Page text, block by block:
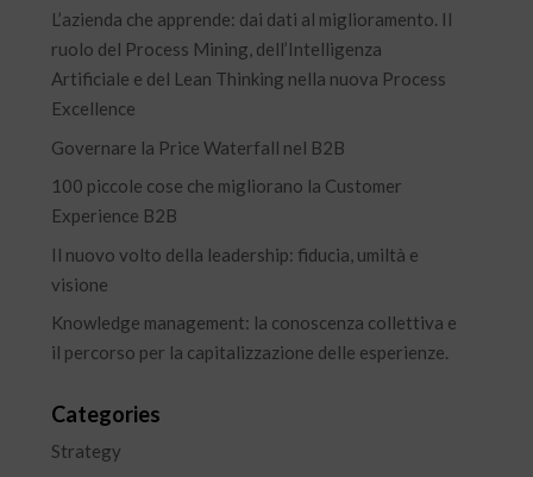
L’azienda che apprende: dai dati al miglioramento. Il
ruolo del Process Mining, dell’Intelligenza
Artificiale e del Lean Thinking nella nuova Process
Excellence
Governare la Price Waterfall nel B2B
100 piccole cose che migliorano la Customer
Experience B2B
Il nuovo volto della leadership: fiducia, umiltà e
visione
Knowledge management: la conoscenza collettiva e
il percorso per la capitalizzazione delle esperienze.
Categories
Strategy